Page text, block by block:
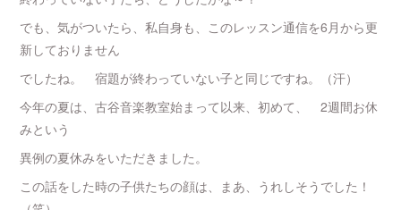
でも、気がついたら、私自身も、このレッスン通信を6月から更
新しておりません
でしたね。 宿題が終わっていない子と同じですね。（汗）
今年の夏は、古谷音楽教室始まって以来、初めて、 2週間お休
みという
異例の夏休みをいただきました。
この話をした時の子供たちの顔は、まあ、うれしそうでした！